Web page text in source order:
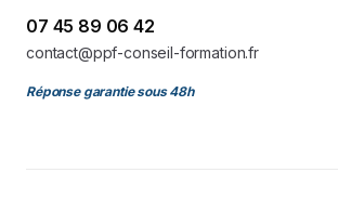
07 45 89 06 42
contact@ppf-conseil-formation.fr
Réponse garantie sous 48h